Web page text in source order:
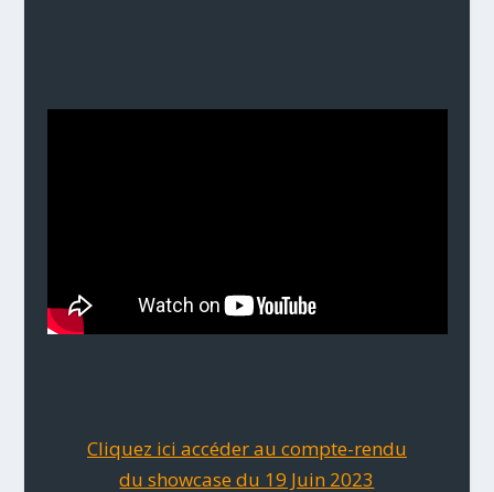
Cliquez ici accéder au compte-rendu
du showcase du 19 Juin 2023